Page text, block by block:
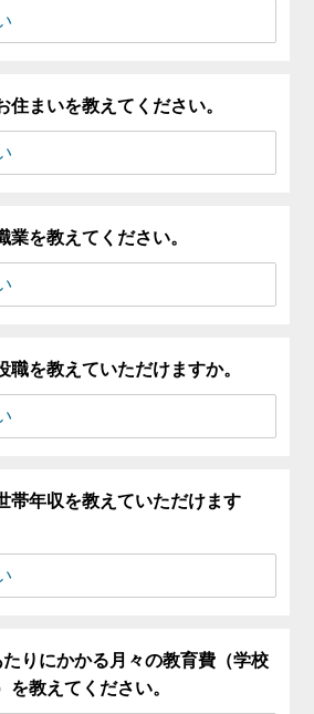
住まいを教えてください。
業を教えてください。
職を教えていただけますか。
帯年収を教えていただけます
りにかかる月々の教育費（学校
を教えてください。